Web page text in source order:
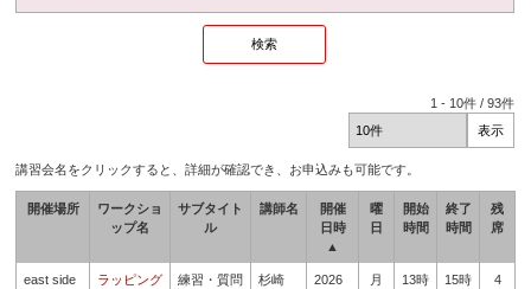
1 - 10件 /93件
講習会名をクリックすると、詳細が確認でき、お申込みも可能です。
開催場所
ワークショ
ップ名
サブタイト
ル
講師名
開催
日時
▲
曜
日
開始
時間
終了
時間
残
席
east side
ラッピング
練習・質問
杉崎
2026
月
13時
15時
4